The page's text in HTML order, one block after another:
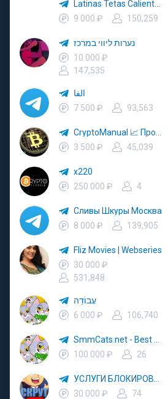
9 000 ₽
150,259
נערות ליווי במרכז
10 000 ₽
147,535
الفا
7 500 ₽
93,563
3 500 ₽
45,039
x220
250 000 ₽
4
Сливы Шкуры Москва
8 000 ₽
139,905
Fliz Movies | Webseries
30 000 ₽
531,848
עֲבוֹדָה
6 000 ₽
106,740
100 000 ₽
26
30 000 ₽
74